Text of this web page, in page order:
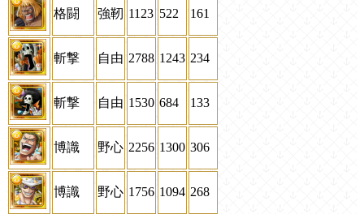
格闘 強靭 1123 522 161
斬撃 自由 2788 1243 234
斬撃 自由 1530 684 133
博識 野心 2256 1300 306
博識 野心 1756 1094 268